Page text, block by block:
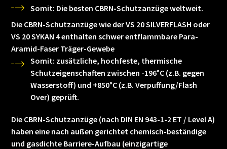
Somit: Die besten CBRN-Schutzanzüge weltweit.
Die CBRN-Schutzanzüge wie der VS 20 SILVERFLASH oder
VS 20 SYKAN 4 enthalten schwer entflammbare Para-
Aramid-Faser Träger-Gewebe
Somit: zusätzliche, hochfeste, thermische
Schutzeigenschaften zwischen -196°C (z.B. gegen
Wasserstoff) und +850°C (z.B. Verpuffung/Flash
Over) geprüft.
Die CBRN-Schutzanzüge (nach DIN EN 943-1-2 ET / Level A)
haben eine nach außen gerichtet chemisch-beständige
und gasdichte Barriere-Aufbau (einzigartige